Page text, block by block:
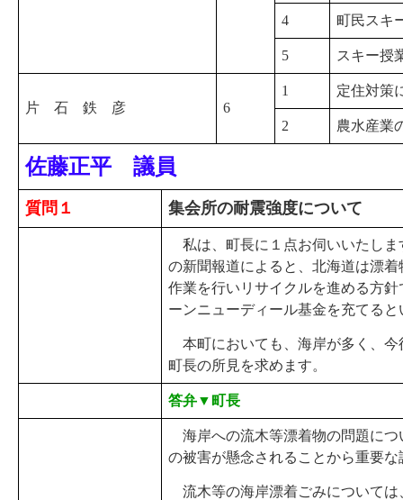
4 町民スキ
5 スキー授
片 石 鉄 彦 6
1 定住対策
2 農水産業
佐藤正平 議員
質問１ 集会所の耐震強度について
私は、町長に１点お伺いいたしま
の新聞報道によると、北海道は漂
作業を行いリサイクルを進める方
ーンニューディール基金を充てると
本町においても、海岸が多く、今
町長の所見を求めます。
答弁▼町長
海岸への流木等漂着物の問題につ
の被害が懸念されることから重要
流木等の海岸漂着ごみについては